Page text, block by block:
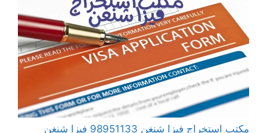
مكتب استخراج فيزا شنغن 98951133 فيزا شنغن